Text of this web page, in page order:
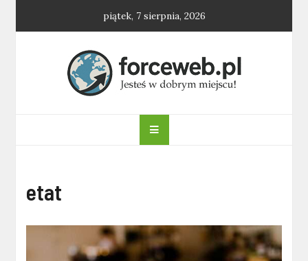
piątek, 7 sierpnia, 2026
forceweb.pl
etat